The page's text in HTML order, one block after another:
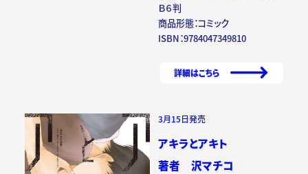
Ｂ６判
商品形態：コミック
ISBN：9784047349810
詳細はこちら
3月15日発売
アキラとアキト
著者 沢マチコ